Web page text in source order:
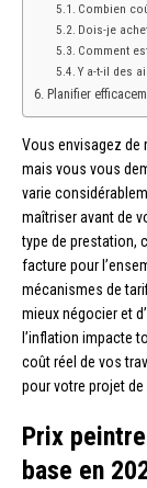
Combien
Dois-je
Comment
Y a-t-il des
Planifier
Vous envisagez de
mais vous vous
varie
maîtriser avant de
type de prestation,
facture pour
mécanismes de
mieux négocier et
l’inflation impacte
coût réel de vos
pour votre projet de
Prix
base en